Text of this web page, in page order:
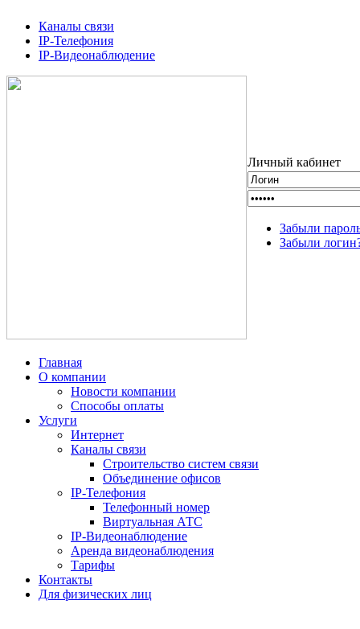
Каналы связи
IP-Телефония
IP-Видеонаблюдение
Личный кабинет
Забыли
Забыли
Главная
О компании
Новости компании
Способы оплаты
Услуги
Интернет
Каналы связи
Строительство систем связи
Объединение офисов
IP-Телефония
Телефонный номер
Виртуальная АТС
IP-Видеонаблюдение
Аренда видеонаблюдения
Тарифы
Контакты
Для физических лиц